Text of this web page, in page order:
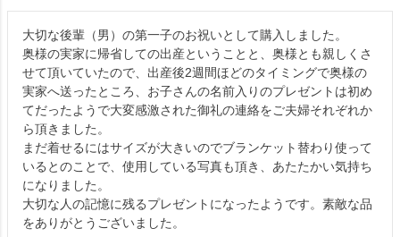
大切な後輩（男）の第一子のお祝いとして購入しました。
奥様の実家に帰省しての出産ということと、奥様とも親しくさ
せて頂いていたので、出産後2週間ほどのタイミングで奥様の
実家へ送ったところ、お子さんの名前入りのプレゼントは初め
てだったようで大変感激された御礼の連絡をご夫婦それぞれか
ら頂きました。
まだ着せるにはサイズが大きいのでブランケット替わり使って
いるとのことで、使用している写真も頂き、あたたかい気持ち
になりました。
大切な人の記憶に残るプレゼントになったようです。素敵な品